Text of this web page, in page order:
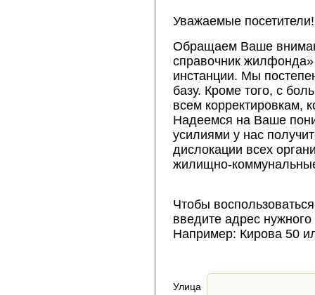
Уважаемые посетители!
Обращаем Ваше
справочник
инстанции. Мы
базу. Кроме того, с
всем корректировкам,
Надеемся на Ваше
усилиями у нас
дислокации всех
жилищно-
Чтобы
введите адрес
Например: Кирова 50
Улица